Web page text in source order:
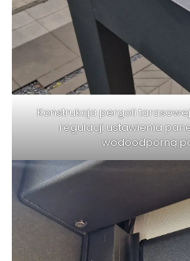
Konstrukcja pergoli
regulacji ustawienia
wodoodporną